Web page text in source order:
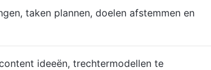
taken plannen, doelen afstemmen en
ideeën, trechtermodellen te